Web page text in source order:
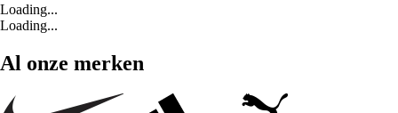
Loading...
Loading...
Al onze merken